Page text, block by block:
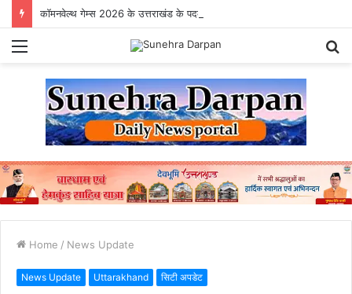
Menu
Home / News Update
News Update Uttarakhand सिटी अपडेट